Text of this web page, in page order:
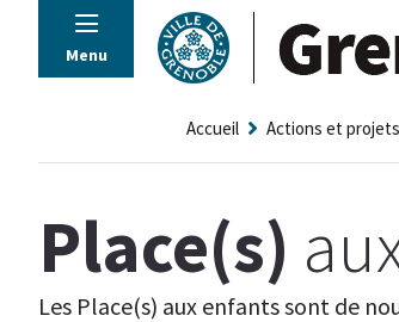
Panneau de gestion des cookies
Menu
Accueil Actions et projets
Place(s)
Les Place(s) aux enfants sont de